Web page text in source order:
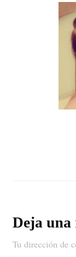
Deja una
Tu dirección de